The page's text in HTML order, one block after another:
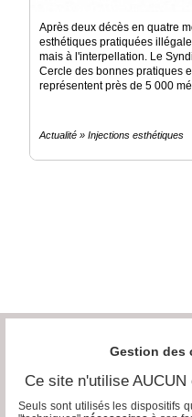
Après deux décès en quatre
esthétiques pratiquées
mais à l'interpellation. Le
Cercle des bonnes pratiques
représentent près de 5 000
Actualité » Injections esthétiques
Gestion des
Ce site n'utilise
Seuls sont utilisés les dispositifs